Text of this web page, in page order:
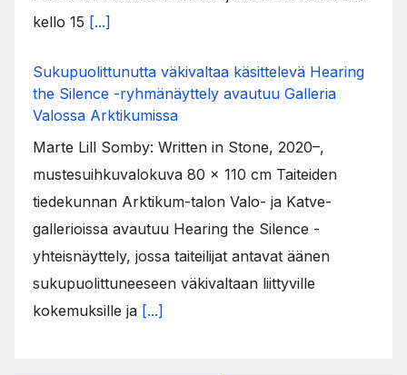
kello 15 [...]
Sukupuolittunutta väkivaltaa käsittelevä Hearing
the Silence -ryhmänäyttely avautuu Galleria
Valossa Arktikumissa
Marte Lill Somby: Written in Stone, 2020–,
mustesuihkuvalokuva 80 x 110 cm Taiteiden
tiedekunnan Arktikum-talon Valo- ja Katve-
gallerioissa avautuu Hearing the Silence -
yhteisnäyttely, jossa taiteilijat antavat äänen
sukupuolittuneeseen väkivaltaan liittyville
kokemuksille ja [...]